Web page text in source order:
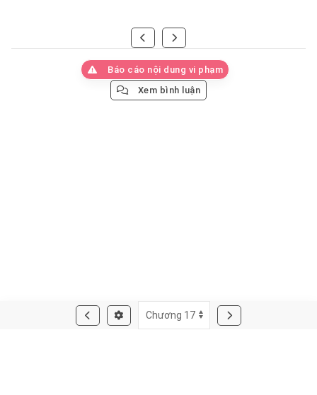
Báo cáo nội dung vi phạm
Xem bình luận